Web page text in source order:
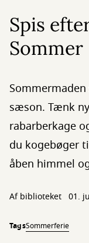
Spis
Sommer
sæson. Tænk
rabarberkage
du kogebøger
åben himmel
Af biblioteket 01.
TagsSommerferie